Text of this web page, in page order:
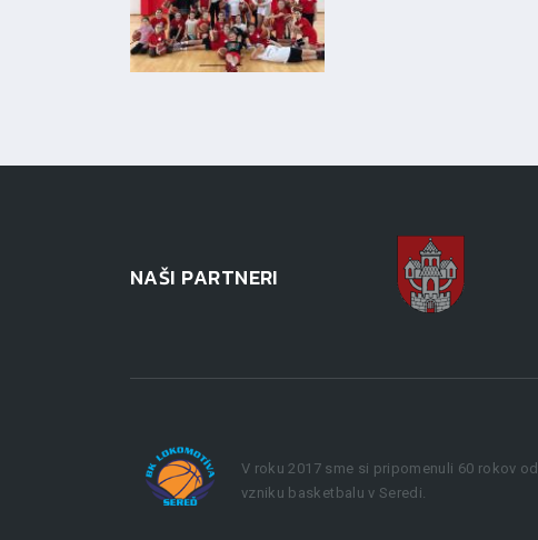
NAŠI PARTNERI
V roku 2017 sme si pripomenuli 60 rokov od
vzniku basketbalu v Seredi.